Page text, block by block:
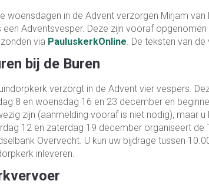
woensdagen in de Advent verzorgen Mirjam
een Adventsvesper. Deze zijn vooraf
via PauluskerkOnline. De teksten van
bij de Buren
verzorgt in de Advent vier vespers.
8 en woensdag 16 en 23 december en
zijn (aanmelding vooraf is niet nodig), maar
12 en zaterdag 19 december organiseert de
Overvecht. U kun uw bijdrage tussen
inleveren.